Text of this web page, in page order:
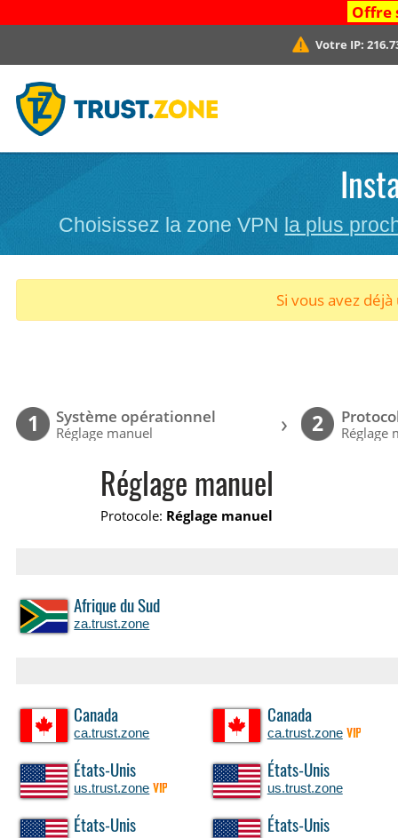
Offre
Votre IP:
Choisissez la zone VPN la plus
Si vous avez
1 Système opérationnel
Réglage manuel › 2 Réglage
Réglage manuel
Protocole: Réglage manuel
Afrique du Sud
za.trust.zone
Canada
ca.trust.zone
Canada
ca.trust.zone VIP
États-Unis
us.trust.zone VIP
États-Unis
us.trust.zone
États-Unis États-Unis